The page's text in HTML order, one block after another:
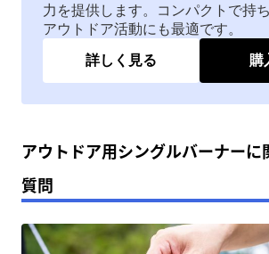
力を提供します。コンパクトで持
アウトドア活動にも最適です。
詳しく見る 購
アウトドア用シングルバーナーに
質問